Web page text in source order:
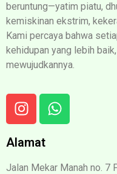
beruntung—yatim piatu,
kemiskinan ekstrim,
Kami percaya bahwa
kehidupan yang lebih
mewujudkannya.
Alamat
Jalan Mekar Manah no. 7